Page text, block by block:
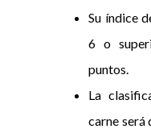
Su índice
6 o
puntos.
La
carne será